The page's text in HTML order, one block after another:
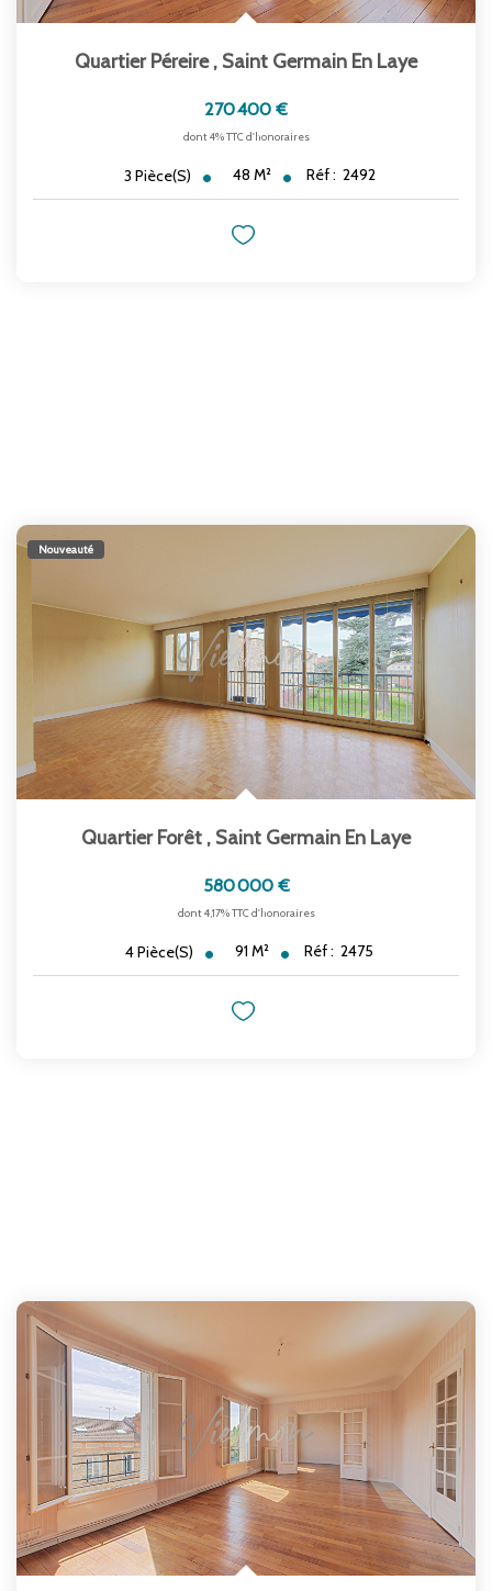
Quartier Péreire , Saint Germain En Laye
270 400 €
dont 4% TTC d'honoraires
3 Pièce(s) 48 M² Réf : 2492
Nouveauté
Quartier Forêt , Saint Germain En Laye
580 000 €
dont 4,17% TTC d'honoraires
4Pièce(s) 91 M² Réf : 2475